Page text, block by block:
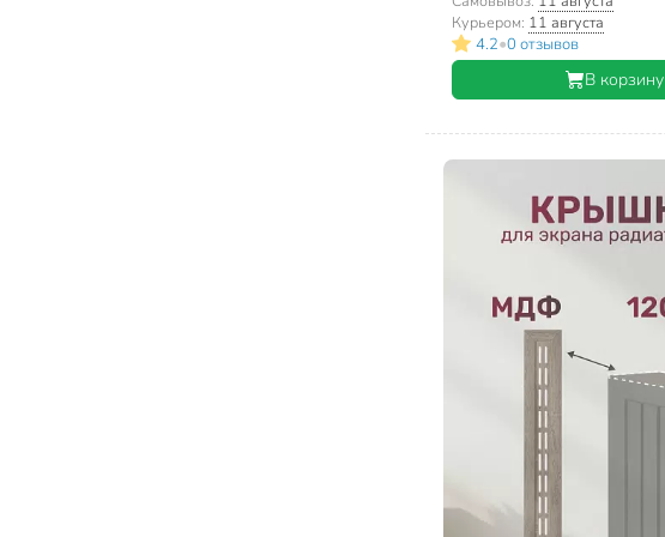
Курьером: 11 августа
4.2•0 отзывов
В корзину